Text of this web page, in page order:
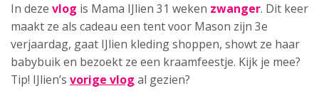
In deze vlog is Mama IJlien 31 weken zwanger. Dit keer
maakt ze als cadeau een tent voor Mason zijn 3e
verjaardag, gaat IJlien kleding shoppen, showt ze haar
babybuik en bezoekt ze een kraamfeestje. Kijk je mee?
Tip! IJlien’s vorige vlog al gezien?